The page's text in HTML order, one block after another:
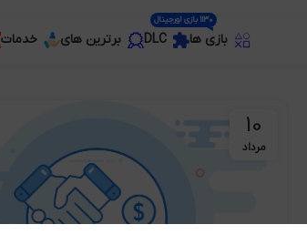
بازی ها
1130 بازی اورجینال
DLC برترین های خدمات
10
مرداد